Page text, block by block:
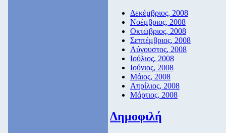
Δεκέμβριος, 2008
Νοέμβριος, 2008
Οκτώβριος, 2008
Σεπτέμβριος, 2008
Αύγουστος, 2008
Ιούλιος, 2008
Ιούνιος, 2008
Μάιος, 2008
Απρίλιος, 2008
Μάρτιος, 2008
Δημοφιλή